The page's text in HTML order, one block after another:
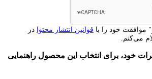
موافقت خود را با قوانین انتشار محتوا در
می‌کنم.
خود، برای انتخاب این محصول راهنمایی